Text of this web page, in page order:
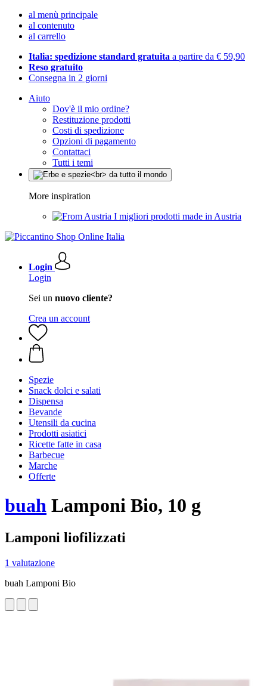
al menù principale
al contenuto
al carrello
Italia: spedizione standard gratuita a partire da € 59,90
Reso gratuito
Consegna in 2 giorni
Aiuto
Dov'è il mio ordine?
Restituzione prodotti
Costi di spedizione
Opzioni di pagamento
Contattaci
Tutti i temi
More inspiration
I migliori prodotti made in Austria
Login
Login
Sei un nuovo cliente?
Crea un account
Spezie
Snack dolci e salati
Dispensa
Bevande
Utensili da cucina
Prodotti asiatici
Ricette fatte in casa
Barbecue
Marche
Offerte
buah Lamponi Bio, 10 g
Lamponi liofilizzati
1 valutazione
buah Lamponi Bio